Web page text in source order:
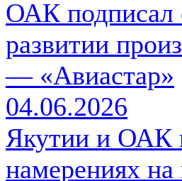
ОАК подписал
развитии
— «Авиастар»
04.06.2026
Якутии и ОАК
намерениях на